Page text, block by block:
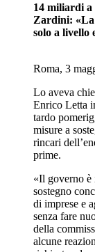
14 miliardi a
Zardini: «La
solo a livello
Roma, 3
Lo aveva
Enrico Letta
tardo
misure a
rincari
prime.
«Il governo è
sostegno
di imprese e
senza fare
della
alcune